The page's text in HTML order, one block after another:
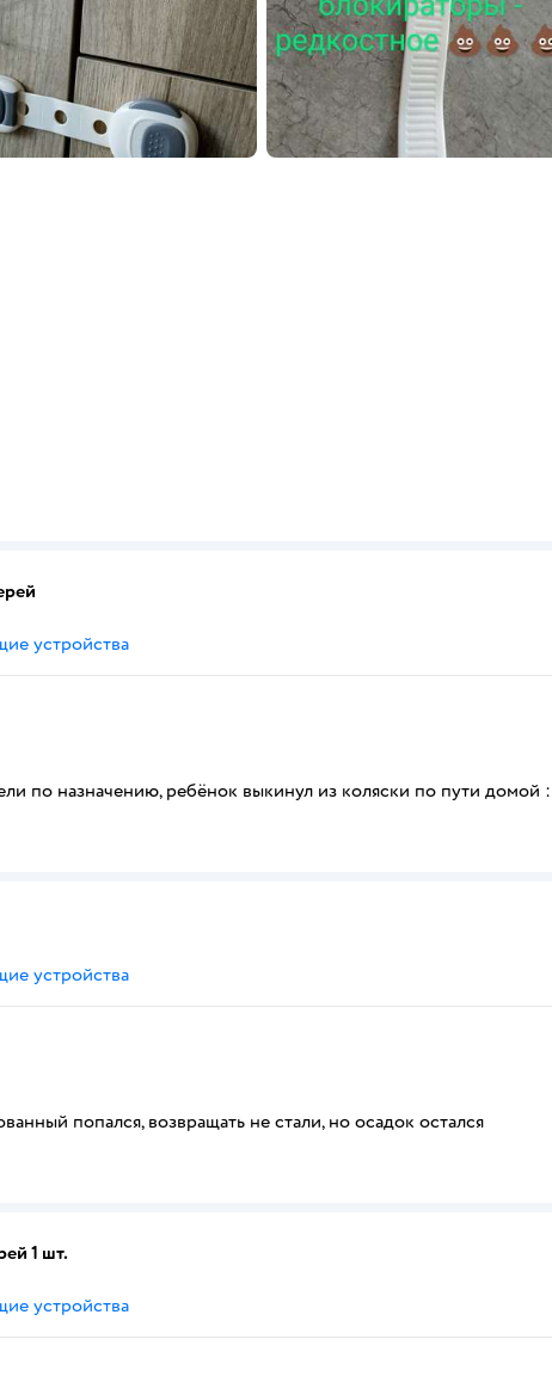
устройства
по назначению, ребёнок выкинул из коляски по пути домой
устройства
попался, возвращать не стали, но осадок остался
1 шт.
устройства